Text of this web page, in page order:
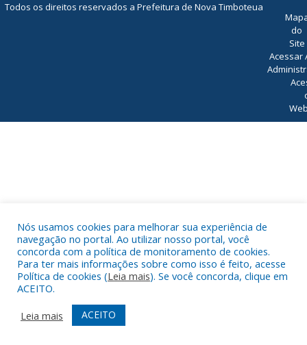
Todos os direitos reservados a Prefeitura de Nova Timboteua
do
Site
Acessar
Nós usamos cookies para melhorar sua experiência de
navegação no portal. Ao utilizar nosso portal, você
concorda com a política de monitoramento de cookies.
Para ter mais informações sobre como isso é feito, acesse
Política de cookies (Leia mais). Se você concorda, clique em
ACEITO.
Leia mais
ACEITO